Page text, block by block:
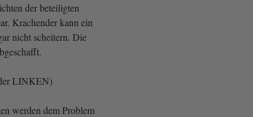
der beteiligten
Krachender kann ein
nicht scheitern. Die
LINKEN)
werden dem Problem